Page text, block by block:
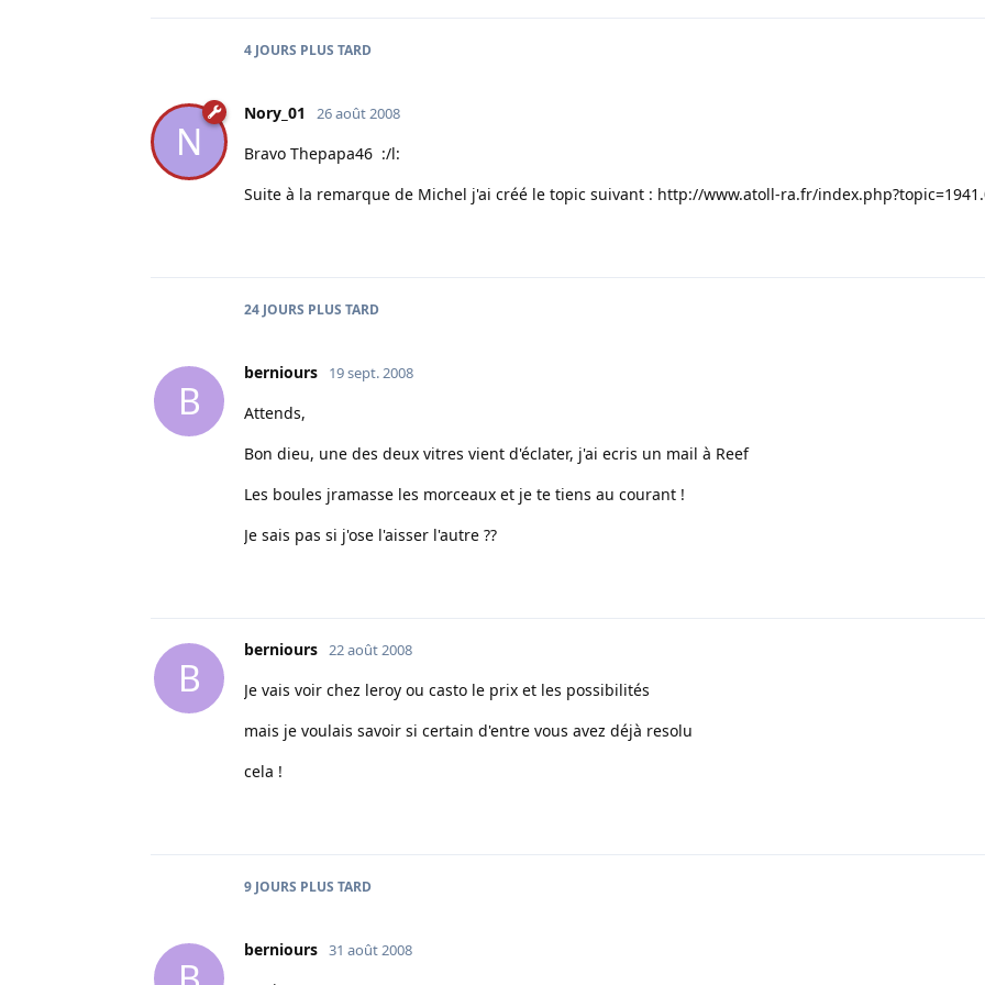
4 JOURS PLUS TARD
N
Nory_01 26 août 2008
Bravo Thepapa46 :/l:
Suite à la remarque de Michel j'ai créé le topic suivant : http://www.atoll-ra.fr/
24 JOURS PLUS TARD
B
berniours 19 sept. 2008
Attends,
Bon dieu, une des deux vitres vient d'éclater, j'ai ecris un mail à Reef
Les boules jramasse les morceaux et je te tiens au courant !
Je sais pas si j'ose l'aisser l'autre ??
B
berniours 22 août 2008
Je vais voir chez leroy ou casto le prix et les possibilités
mais je voulais savoir si certain d'entre vous avez déjà resolu
cela !
9 JOURS PLUS TARD
berniours 31 août 2008